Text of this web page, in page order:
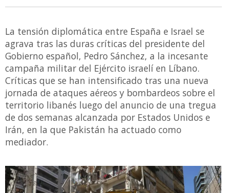
La tensión diplomática entre España e Israel se
agrava tras las duras críticas del presidente del
Gobierno español, Pedro Sánchez, a la incesante
campaña militar del Ejército israelí en Líbano.
Críticas que se han intensificado tras una nueva
jornada de ataques aéreos y bombardeos sobre el
territorio libanés luego del anuncio de una tregua
de dos semanas alcanzada por Estados Unidos e
Irán, en la que Pakistán ha actuado como
mediador.